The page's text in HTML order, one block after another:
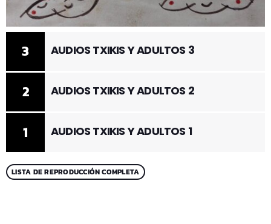
1 AUDIOS TXIKIS Y ADULTOS 1
2 AUDIOS TXIKIS Y ADULTOS 2
3 AUDIOS TXIKIS Y ADULTOS 3
LISTA DE REPRODUCCIÓN COMPLETA